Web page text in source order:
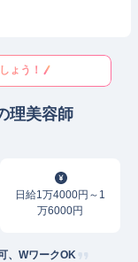
ょう！
理美容師
日給1万4000円～1
万6000円
、WワークOK